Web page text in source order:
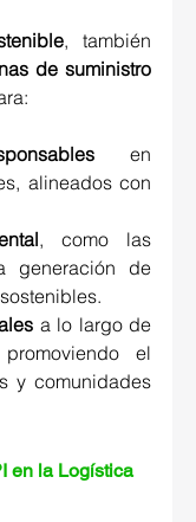
, también
de suministro
en
alineados con
a lo largo de
el
y comunidades
en la Logística